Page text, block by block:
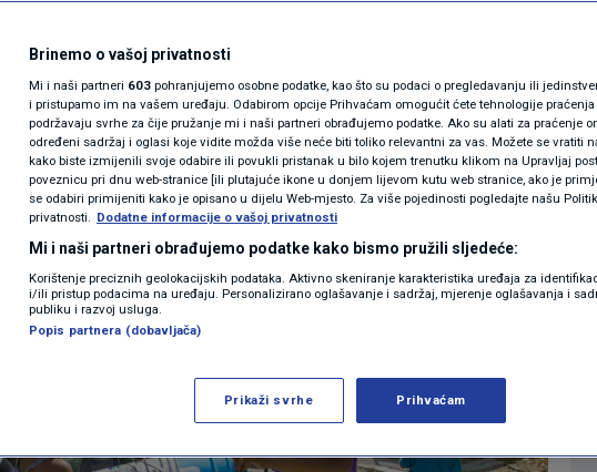
MAGAZIN
KOLUMNE
N1(DIS)INFO
KLIMATSKE PROMJENE
FOTO
VIDEO
pitanjem nacionalne
08:14 08:16 SVIJET 0 komentara
izvor Više
Brinemo o vašoj privatnosti
Mi i naši partneri 603 pohranjujemo osobne podatke, kao što su podaci o pregledavanju ili
i pristupamo im na vašem uređaju. Odabirom opcije Prihvaćam omogućit ćete tehnologije praćenja
podržavaju svrhe za čije pružanje mi i naši partneri obrađujemo podatke. Ako su alati za praćenje
određeni sadržaj i oglasi koje vidite možda više neće biti toliko relevantni za vas. Možete se vratiti
kako biste izmijenili svoje odabire ili povukli pristanak u bilo kojem trenutku klikom na Upravljaj
poveznicu pri dnu web-stranice [ili plutajuće ikone u donjem lijevom kutu web stranice, ako je
se odabiri primijeniti kako je opisano u dijelu Web-mjesto. Za više pojedinosti pogledajte našu
privatnosti. Dodatne informacije o vašoj privatnosti
Mi i naši partneri obrađujemo podatke kako bismo pružili sljedeće:
Korištenje preciznih geolokacijskih podataka. Aktivno skeniranje karakteristika uređaja za
i/ili pristup podacima na uređaju. Personalizirano oglašavanje i sadržaj, mjerenje oglašavanja i
publiku i razvoj usluga.
Popis partnera (dobavljača)
Prikaži svrhe Prihvaćam